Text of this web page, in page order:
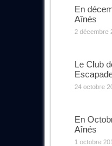
En
Aînés
2 décembre
Le Club
24 octobre
En
Aînés
1 octobre